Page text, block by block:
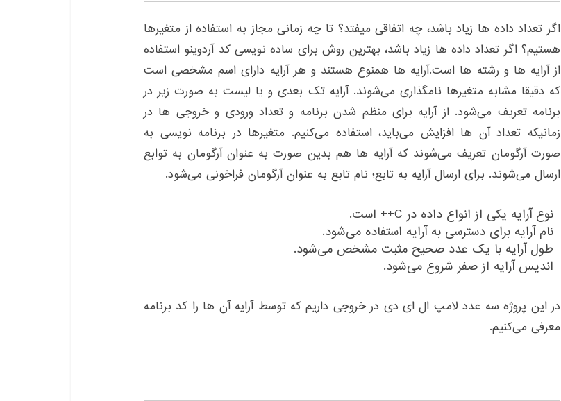
اگر تعداد داده ها زیاد باشد، چه اتفاقی میفتد؟ تا چه زمانی مجاز به استفاده از متغیرها
هستیم؟ اگر تعداد داده ها زیاد باشد، بهترین روش برای ساده نویسی کد آردوینو استفاده
از آرایه ها و رشته ها است.آرایه ها همنوع هستند و هر آرایه دارای اسم مشخصی است
که دقیقا مشابه متغیرها نامگذاری می‌شوند. آرایه تک بعدی و یا لیست به صورت زیر در
برنامه تعریف می‌شود. از آرایه برای منظم شدن برنامه و تعداد ورودی و خروجی ها در
زمانیکه تعداد آن ها افزایش می‌باید، استفاده می‌کنیم. متغیرها در برنامه نویسی به
صورت آرگومان تعریف می‌شوند که آرایه ها هم بدین صورت به عنوان آرگومان به توابع
ارسال می‌شوند. برای ارسال آرایه به تابع؛ نام تابع به عنوان آرگومان فراخونی می‌شود.
نوع آرایه یکی از انواع داده در C++ است.
نام آرایه برای دسترسی به آرایه استفاده می‌شود.
طول آرایه با یک عدد صحیح مثبت مشخص می‌شود.
اندیس آرایه از صفر شروع می‎‌شود.
در این پروژه سه عدد لامپ ال ای دی در خروجی داریم که توسط آرایه آن ها را کد برنامه
معرفی می‌کنیم.